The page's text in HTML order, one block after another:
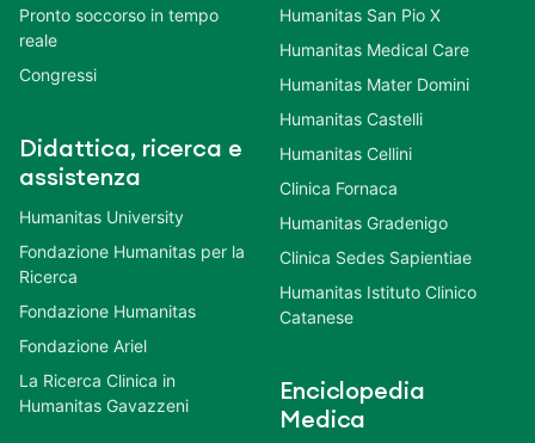
Pronto soccorso in tempo
reale
Congressi
Didattica, ricerca e
assistenza
Humanitas University
Fondazione Humanitas per la
Ricerca
Fondazione Humanitas
Fondazione Ariel
La Ricerca Clinica in
Humanitas Gavazzeni
Humanitas San Pio X
Humanitas Medical Care
Humanitas Mater Domini
Humanitas Castelli
Humanitas Cellini
Clinica Fornaca
Humanitas Gradenigo
Clinica Sedes Sapientiae
Humanitas Istituto Clinico
Catanese
Enciclopedia
Medica